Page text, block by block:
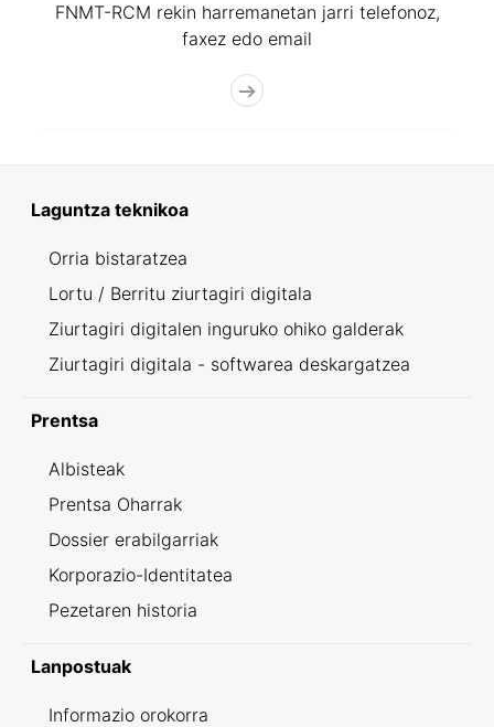
FNMT-RCM rekin harremanetan jarri telefonoz,
faxez edo email
Laguntza teknikoa
Orria bistaratzea
Lortu / Berritu ziurtagiri digitala
Ziurtagiri digitalen inguruko ohiko galderak
Ziurtagiri digitala - softwarea deskargatzea
Prentsa
Albisteak
Prentsa Oharrak
Dossier erabilgarriak
Korporazio-Identitatea
Pezetaren historia
Lanpostuak
Informazio orokorra